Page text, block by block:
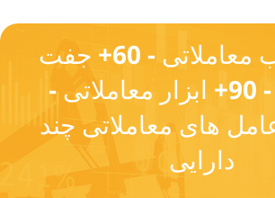
یک حساب معاملاتی - 60+ جفت
فارکس - 90+ ابزار معاملاتی -
های معاملاتی چند
دارایی